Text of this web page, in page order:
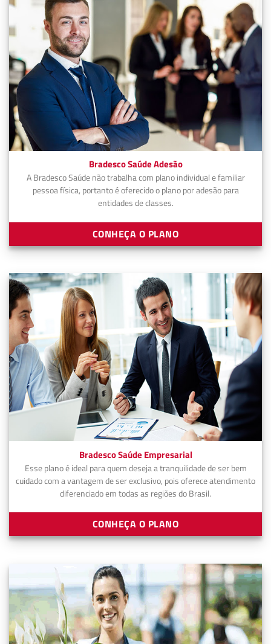
Bradesco Saúde Adesão
A Bradesco Saúde não trabalha com plano individual e familiar
pessoa física, portanto é oferecido o plano por adesão para
entidades de classes.
CONHEÇA O PLANO
Bradesco Saúde Empresarial
Esse plano é ideal para quem deseja a tranquilidade de ser bem
cuidado com a vantagem de ser exclusivo, pois oferece atendimento
diferenciado em todas as regiões do Brasil.
CONHEÇA O PLANO